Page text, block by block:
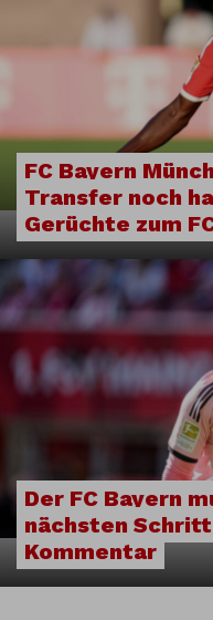
FC Bayern
Transfer noch
Gerüchte zum
Der FC Bayern
nächsten
Kommentar